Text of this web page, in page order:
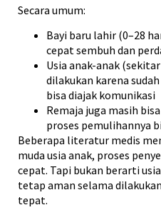
Secara umum:
Bayi baru lahir (0–28
cepat sembuh dan
Usia anak-anak
dilakukan karena
bisa diajak komunikasi
Remaja juga masih
proses pemulihannya
Beberapa literatur medis
muda usia anak, proses
cepat. Tapi bukan berarti
tetap aman selama
tepat.